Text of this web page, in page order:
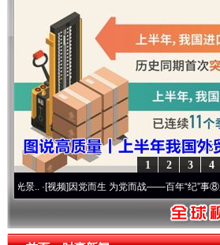
4
3
2
1
·[视频]因党而生 为党而战——百年“纪”事⑧加强纪律..